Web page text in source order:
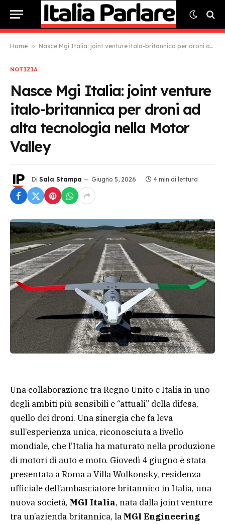
Home » Nasce Mgi Italia: joint venture italo-britannica per droni ad alta tecnologia nella Motor Valley
NOTIZIA
Nasce Mgi Italia: joint venture
italo-britannica per droni ad
alta tecnologia nella Motor
Valley
Di Sala Stampa Giugno 5, 2026 4 min di lettura
Una collaborazione tra Regno Unito e Italia in uno
degli ambiti più sensibili e “attuali” della difesa,
quello dei droni. Una sinergia che fa leva
sull’esperienza unica, riconosciuta a livello
mondiale, che l’Italia ha maturato nella produzione
di motori di auto e moto. Giovedì 4 giugno è stata
presentata a Roma a Villa Wolkonsky, residenza
ufficiale dell’ambasciatore britannico in Italia, una
nuova società, MGI Italia, nata dalla joint venture
tra un’azienda britannica, la MGI Engineering